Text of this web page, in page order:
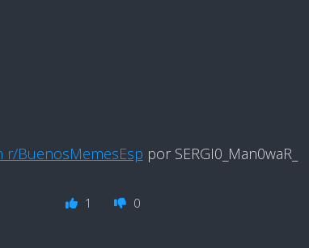
r/BuenosMemesEsp por SERGI0_Man0waR_
1 0